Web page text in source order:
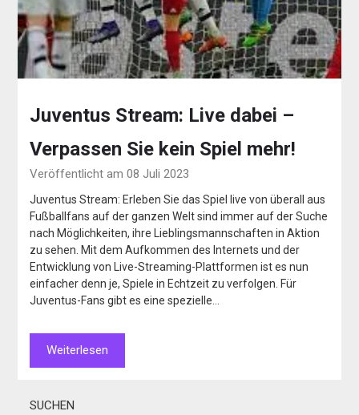
Juventus Stream: Live dabei –
Verpassen Sie kein Spiel mehr!
Veröffentlicht am 08 Juli 2023
Juventus Stream: Erleben Sie das Spiel live von überall aus
Fußballfans auf der ganzen Welt sind immer auf der Suche
nach Möglichkeiten, ihre Lieblingsmannschaften in Aktion
zu sehen. Mit dem Aufkommen des Internets und der
Entwicklung von Live-Streaming-Plattformen ist es nun
einfacher denn je, Spiele in Echtzeit zu verfolgen. Für
Juventus-Fans gibt es eine spezielle…
Weiterlesen
SUCHEN